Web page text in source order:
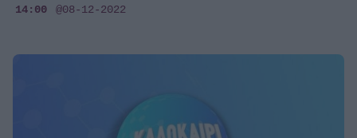
14:00 @08-12-2022